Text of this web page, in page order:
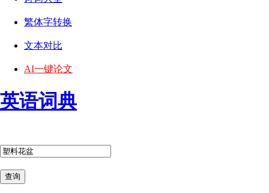
繁体字转换
文本对比
AI一键论文
英语词典
查询